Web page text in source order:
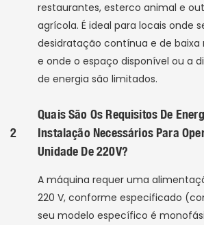
restaurantes, esterco animal e
agrícola. É ideal para locais onde
desidratação contínua e de
e onde o espaço disponível ou a
de energia são limitados.
2
Quais São Os Requisitos De
Instalação Necessários Para
Unidade De 220V?
A máquina requer uma
220 V, conforme especificado
seu modelo específico é